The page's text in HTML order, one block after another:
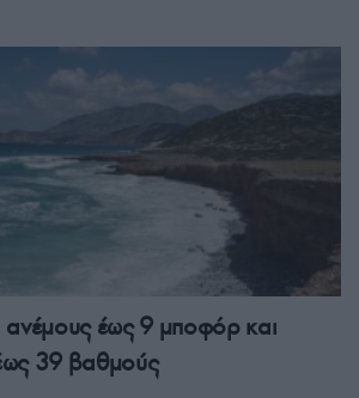
ανέμους έως 9 μποφόρ και
39 βαθμούς